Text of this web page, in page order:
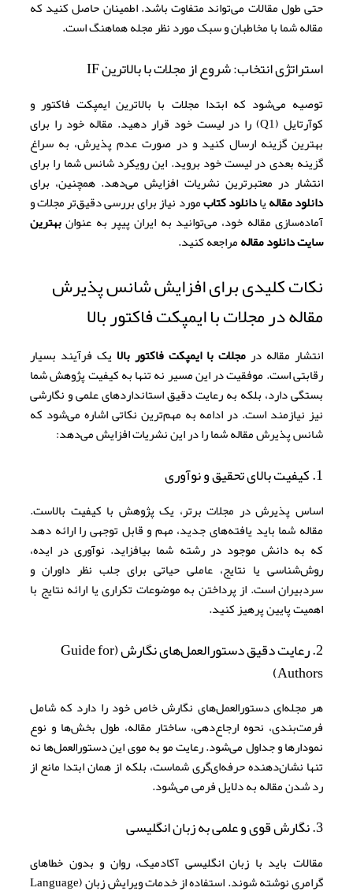
حتی طول مقالات می‌تواند متفاوت باشد. اطمینان حاصل کنید که
مقاله شما با مخاطبان و سبک مورد نظر مجله هماهنگ است.
استراتژی انتخاب: شروع از مجلات با بالاترین IF
توصیه می‌شود که ابتدا مجلات با بالاترین ایمپکت فاکتور و
کوآرتایل (Q1) را در لیست خود قرار دهید. مقاله خود را برای
بهترین گزینه ارسال کنید و در صورت عدم پذیرش، به سراغ
گزینه بعدی در لیست خود بروید. این رویکرد شانس شما را برای
انتشار در معتبرترین نشریات افزایش می‌دهد. همچنین، برای
دانلود مقالهیادانلود کتابمورد نیاز برای بررسی دقیق‌تر مجلات و
آماده‌سازی مقاله خود، می‌توانید به ایران پیپر به عنوانبهترین
سایت دانلود مقالهمراجعه کنید.
نکات کلیدی برای افزایش شانس پذیرش
مقاله در مجلات با ایمپکت فاکتور بالا
انتشار مقاله در مجلات با ایمپکت فاکتور بالا یک فرآیند بسیار
رقابتی است. موفقیت در این مسیر نه تنها به کیفیت پژوهش شما
بستگی دارد، بلکه به رعایت دقیق استانداردهای علمی و نگارشی
نیز نیازمند است. در ادامه به مهم‌ترین نکاتی اشاره می‌شود که
شانس پذیرش مقاله شما را در این نشریات افزایش می‌دهد:
1. کیفیت بالای تحقیق و نوآوری
اساس پذیرش در مجلات برتر، یک پژوهش با کیفیت بالاست.
مقاله شما باید یافته‌های جدید، مهم و قابل توجهی را ارائه دهد
که به دانش موجود در رشته شما بیافزاید. نوآوری در ایده،
روش‌شناسی یا نتایج، عاملی حیاتی برای جلب نظر داوران و
سردبیران است. از پرداختن به موضوعات تکراری یا ارائه نتایج با
اهمیت پایین پرهیز کنید.
2. رعایت دقیق دستورالعمل‌های نگارش (Guide for
Authors)
هر مجله‌ای دستورالعمل‌های نگارش خاص خود را دارد که شامل
فرمت‌بندی، نحوه ارجاع‌دهی، ساختار مقاله، طول بخش‌ها و نوع
نمودارها و جداول می‌شود. رعایت مو به موی این دستورالعمل‌ها نه
تنها نشان‌دهنده حرفه‌ای‌گری شماست، بلکه از همان ابتدا مانع از
رد شدن مقاله به دلایل فرمی می‌شود.
3. نگارش قوی و علمی به زبان انگلیسی
مقالات باید با زبان انگلیسی آکادمیک، روان و بدون خطاهای
گرامری نوشته شوند. استفاده از خدمات ویرایش زبان (Language